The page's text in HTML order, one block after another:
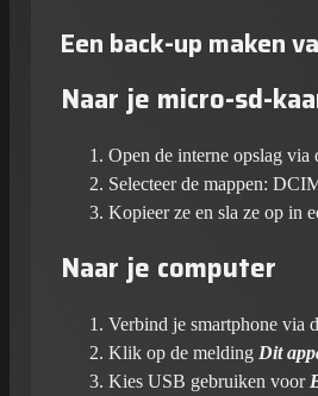
Een back-up maken
Naar je micro-sd-
Open de interne opslag via
Selecteer de mappen:
Kopieer ze en sla ze op in
Naar je computer
Verbind je smartphone via
Klik op de melding Dit
Kies USB gebruiken voor